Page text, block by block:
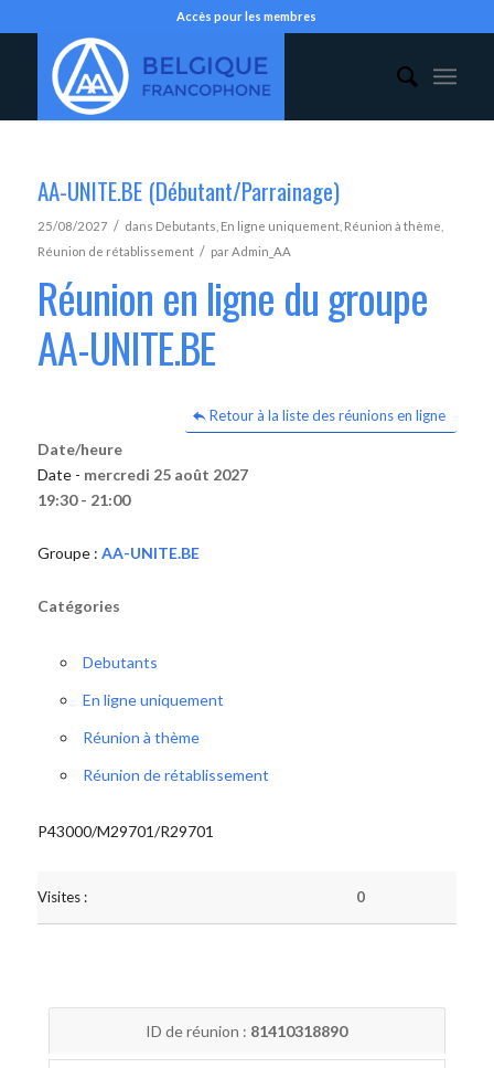
Accès pour les membres
AA-UNITE.BE (Débutant/Parrainage)
25/08/2027 / dans Debutants En ligne uniquement, Réunion à thème
Réunion de rétablissement / parAdmin_AA
Réunion en ligne du groupe
AA-UNITE.BE
Retour à la liste des réunions en ligne
Date/heure
Date - mercredi 25 août 2027
19:30 - 21:00
Groupe : AA-UNITE.BE
Catégories
Debutants
En ligne uniquement
Réunion à thème
Réunion de rétablissement
P43000/M29701/R29701
Visites : 0
ID de réunion : 81410318890